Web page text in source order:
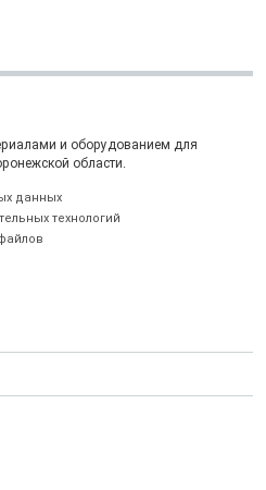
и оборудованием для
области.
данных
технологий